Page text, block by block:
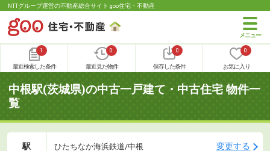
NTTグループ運営の不動産総合サイト goo住宅・不動産
1
最近検索した条件
0
最近見た物件
0
保存した条件
0
お気に入り
中根駅(茨城県)の中古一戸建て・中古住宅 物件一
覧
駅 ひたちなか海浜鉄道/中根 変更する